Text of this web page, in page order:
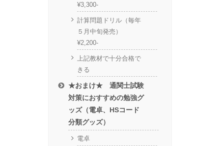
¥3,300-
計算問題ドリル（毎年
５月中旬発売）
¥2,200-
上記教材で十分合格で
きる
★おまけ★ 通関士試験
対策におすすめの勉強グ
ッズ（電卓、HSコード
分類グッズ）
電卓